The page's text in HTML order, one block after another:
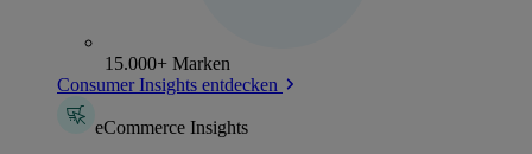
15.000+ Marken
Consumer Insights entdecken
eCommerce Insights